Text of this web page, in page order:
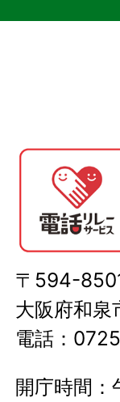
〒594-
大阪府和泉
電話：
開庁時間：